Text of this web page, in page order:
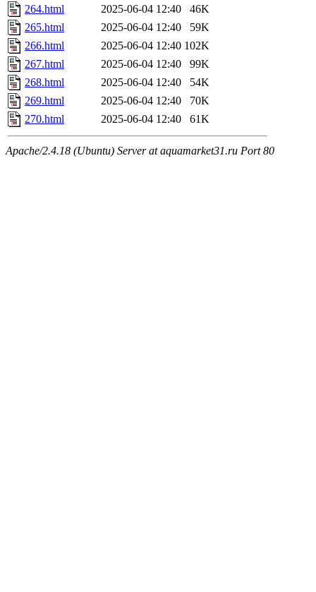
264.html
2025-06-04 12:40
46K
265.html
2025-06-04 12:40
59K
266.html
2025-06-04 12:40 102K
267.html
2025-06-04 12:40
99K
268.html
2025-06-04 12:40
54K
269.html
2025-06-04 12:40
70K
270.html
2025-06-04 12:40 61K
Apache/2.4.18 (Ubuntu) Server at aquamarket31.ru Port 80